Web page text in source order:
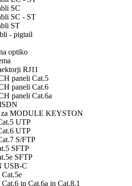
SC
SC - ST
ST
- pigtail
optiko
RJ11
paneli Cat.5
paneli Cat.6
paneli Cat.6a
za MODULE KEYSTON
UTP
UTP
S/FTP
SFTP
SFTP
USB-C
in Cat.6a in Cat.8.1